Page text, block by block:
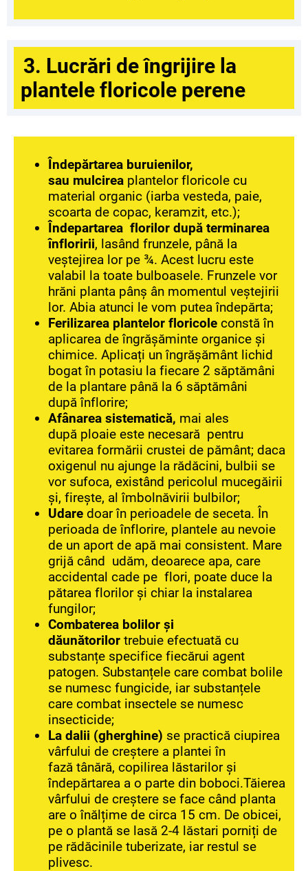
3. Lucrări de îngrijire la
plantele floricole perene
Îndepărtarea buruienilor,
sau mulcirea plantelor floricole cu
material organic (iarba vesteda, paie,
scoarta de copac, keramzit, etc.);
Îndepartarea florilor după terminarea
înfloririi, lasând frunzele, până la
veștejirea lor pe ¾. Acest lucru este
valabil la toate bulboasele. Frunzele vor
hrăni planta pânș ân momentul veștejirii
lor. Abia atunci le vom putea îndepărta;
Ferilizarea plantelor floricole constă în
aplicarea de îngrășăminte organice și
chimice. Aplicați un îngrășământ lichid
bogat în potasiu la fiecare 2 săptămâni
de la plantare până la 6 săptămâni
după înflorire;
Afânarea sistematică, mai ales
după ploaie este necesară pentru
evitarea formării crustei de pământ; daca
oxigenul nu ajunge la rădăcini, bulbii se
vor sufoca, existând pericolul mucegăirii
și, firește, al îmbolnăvirii bulbilor;
Udare doar în perioadele de seceta. În
perioada de înflorire, plantele au nevoie
de un aport de apă mai consistent. Mare
grijă când udăm, deoarece apa, care
accidental cade pe flori, poate duce la
pătarea florilor și chiar la instalarea
fungilor;
Combaterea bolilor și
dăunătorilor trebuie efectuată cu
substanțe specifice fiecărui agent
patogen. Substanțele care combat bolile
se numesc fungicide, iar substanțele
care combat insectele se numesc
insecticide;
La dalii (gherghine) se practică ciupirea
vârfului de creștere a plantei în
fază tânără, copilirea lăstarilor și
îndepărtarea a o parte din boboci.Tăierea
vârfului de creștere se face când planta
are o înălțime de circa 15 cm. De obicei,
pe o plantă se lasă 2-4 lăstari porniți de
pe rădăcinile tuberizate, iar restul se
plivesc.